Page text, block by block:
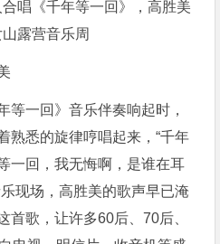
一回》音乐伴奏响起时，
熟悉的旋律哼唱起来，“千年
一回，我无悔啊，是谁在耳
现场，高胜美的歌声早已淹
首歌，让许多60后、70后、